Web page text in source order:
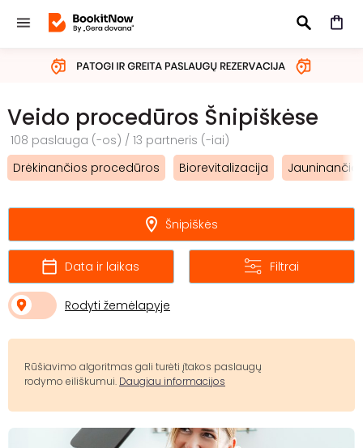
IEŠKOTI
Veido procedūros Šnipiškėse
108 paslauga (-os) / 13 partneris (-iai)
Drėkinančios procedūros
Biorevitalizacija
Šnipiškės
Data ir laikas Filtrai
Rodyti žemėlapyje
Rūšiavimo algoritmas gali turėti įtakos paslaugų
rodymo eiliškumui. Daugiau informacijos